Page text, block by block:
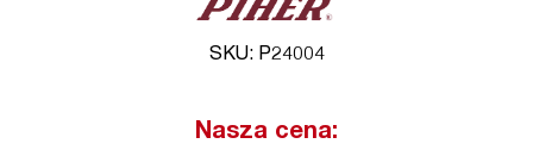
SKU: P24004
Nasza cena: